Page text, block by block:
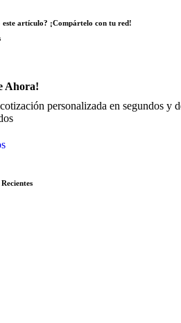
este artículo? ¡Compártelo con tu red!
Ahora!
personalizada en segundos y